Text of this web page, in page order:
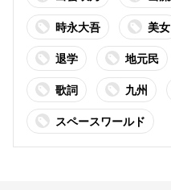
時永大吾 美女
退学 地元民
歌詞 九州
スペースワールド